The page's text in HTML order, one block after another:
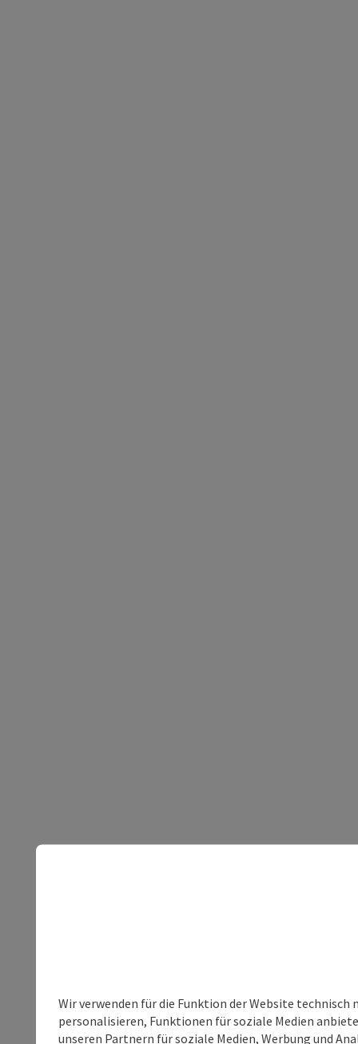
Wir verwenden für die Funktion der Website
personalisieren, Funktionen für soziale Medien
unseren Partnern für soziale Medien, Werbung und